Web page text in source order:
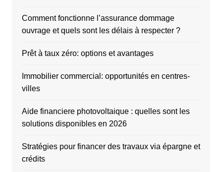
Comment fonctionne l’assurance dommage
ouvrage et quels sont les délais à respecter ?
Prêt à taux zéro: options et avantages
Immobilier commercial: opportunités en centres-
villes
Aide financiere photovoltaique : quelles sont les
solutions disponibles en 2026
Stratégies pour financer des travaux via épargne et
crédits